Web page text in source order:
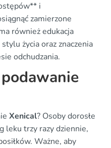
i
zamierzone
również edukacja
życia oraz znaczenia
odchudzania.
Xenical? Osoby dorosłe
leku trzy razy dziennie,
Ważne, aby